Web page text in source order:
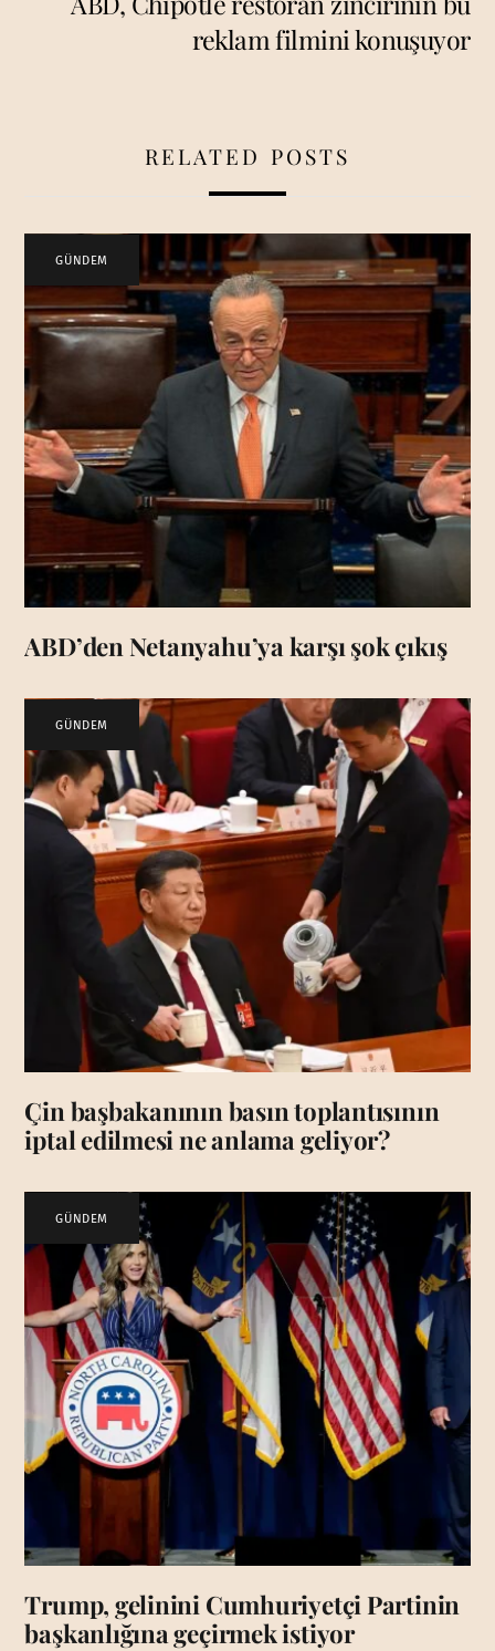
reklam filmini konuşuyor
RELATED POSTS
GÜNDEM
ABD’den Netanyahu’ya karşı şok çıkış
GÜNDEM
Çin başbakanının basın toplantısının
iptal edilmesi ne anlama geliyor?
GÜNDEM
Trump, gelinini Cumhuriyetçi Partinin
başkanlığına geçirmek istiyor